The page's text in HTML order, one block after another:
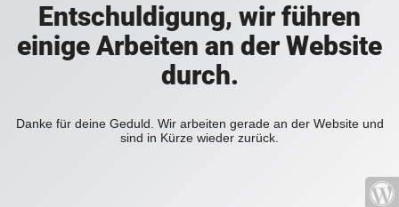
Entschuldigung, wir führen
einige Arbeiten an der Website
durch.
Danke für deine Geduld. Wir arbeiten gerade an der Website und
sind in Kürze wieder zurück.